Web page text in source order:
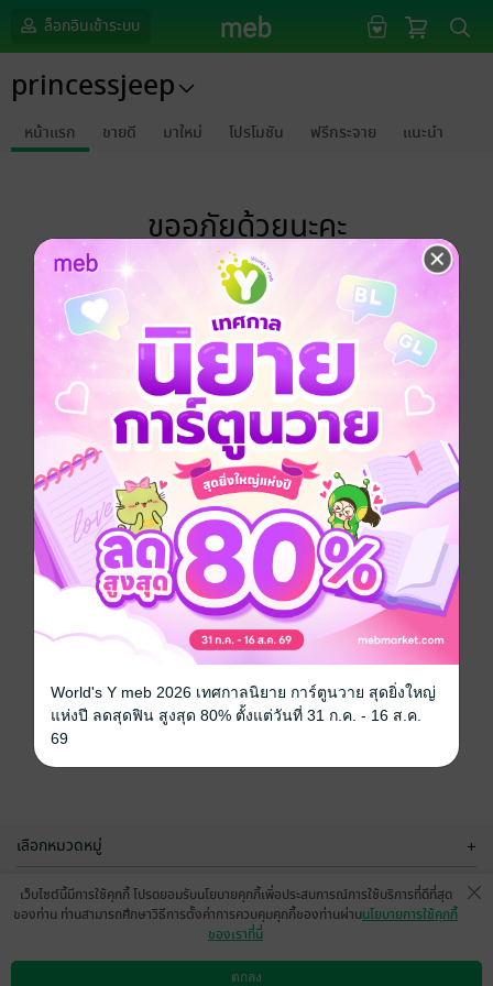
ล็อกอินเข้าระบบ
princessjeep
หน้าแรก ขายดี มาใหม่ โปรโมชัน ฟรีกระจาย แนะนำ
ขออภัยด้วยนะคะ
ไม่พบข้อมูลในหัวข้อที่คุณกำลังชมค่ะ
เลือกหมวดหมู่ +
บริการช่วยเหลือ +
เว็บไซต์นี้มีการใช้คุกกี้ โปรดยอมรับนโยบายคุกกี้เพื่อประสบการณ์การใช้บริการที่ดีที่สุด
ของท่าน ท่านสามารถศึกษาวิธีการตั้งค่าการควบคุมคุกกี้ของท่านผ่านนโยบายการใช้คุกกี้
ของเราที่นี่
ตกลง
World's Y meb 2026 เทศกาลนิยาย การ์ตูนวาย สุดยิ่งใหญ่
แห่งปี ลดสุดฟิน สูงสุด 80% ตั้งแต่วันที่ 31 ก.ค. - 16 ส.ค.
69